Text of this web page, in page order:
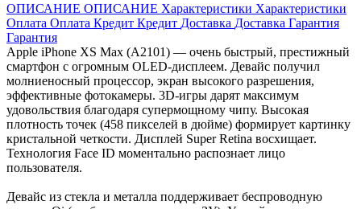
ОПИСАНИЕ ОПИСАНИЕ Характеристики Характеристики
Оплата Оплата Кредит Кредит Доставка Доставка Гарантия
Гарантия
Apple iPhone XS Max (A2101) — очень быстрый, престижный
смартфон с огромным OLED-дисплеем. Девайс получил
молниеносный процессор, экран высокого разрешения,
эффективные фотокамеры. 3D-игры дарят максимум
удовольствия благодаря супермощному чипу. Высокая
плотность точек (458 пикселей в дюйме) формирует картинку
кристальной четкости. Дисплей Super Retina восхищает.
Технология Face ID моментально распознает лицо
пользователя.
Девайс из стекла и металла поддерживает беспроводную